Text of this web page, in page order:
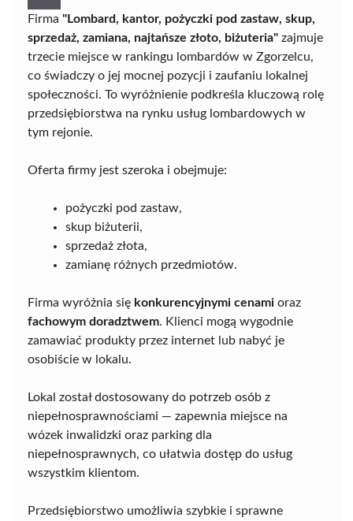
Firma "Lombard, kantor, pożyczki pod zastaw, skup,
sprzedaż, zamiana, najtańsze złoto, biżuteria" zajmuje
trzecie miejsce w rankingu lombardów w Zgorzelcu,
co świadczy o jej mocnej pozycji i zaufaniu lokalnej
społeczności. To wyróżnienie podkreśla kluczową rolę
przedsiębiorstwa na rynku usług lombardowych w
tym rejonie.
Oferta firmy jest szeroka i obejmuje:
pożyczki pod zastaw,
skup biżuterii,
sprzedaż złota,
zamianę różnych przedmiotów.
Firma wyróżnia się konkurencyjnymi cenami oraz
fachowym doradztwem. Klienci mogą wygodnie
zamawiać produkty przez internet lub nabyć je
osobiście w lokalu.
Lokal został dostosowany do potrzeb osób z
niepełnosprawnościami — zapewnia miejsce na
wózek inwalidzki oraz parking dla
niepełnosprawnych, co ułatwia dostęp do usług
wszystkim klientom.
Przedsiębiorstwo umożliwia szybkie i sprawne